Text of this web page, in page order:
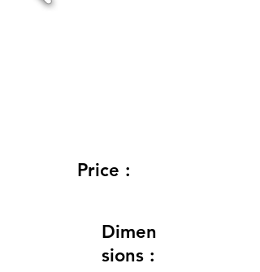
Price :
Dimen
sions :